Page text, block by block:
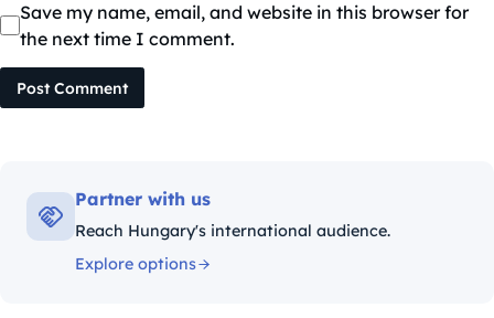
Save my name, email, and website in this browser for
the next time I comment.
Post Comment
Partner with us
Reach Hungary's international audience.
Explore options